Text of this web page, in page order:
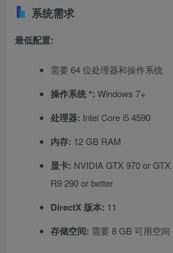
系统需求
最低配置:
需要 64 位处理器和操作系统
操作系统 *: Windows 7+
处理器: Intel Core i5 4590
内存: 12 GB RAM
显卡: NVIDIA GTX 970 or
R9 290 or better
DirectX 版本: 11
存储空间: 需要 8 GB 可用空间